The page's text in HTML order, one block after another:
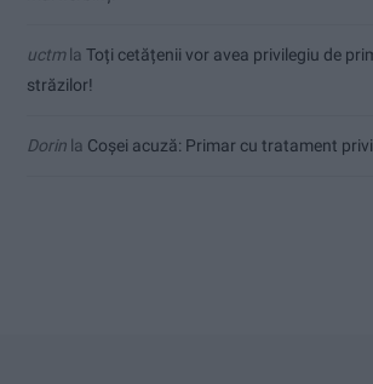
uctmla Toți cetățenii vor avea privilegiu de
străzilor!
Dorin la Coșei acuză: Primar cu tratament